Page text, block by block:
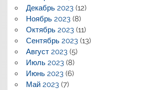
Декабрь 2023(12)
Ноябрь 2023(8)
Октябрь 2023(11)
Сентябрь 2023(13)
Август 2023(5)
Июль 2023(8)
Июнь 2023(6)
Май 2023(7)